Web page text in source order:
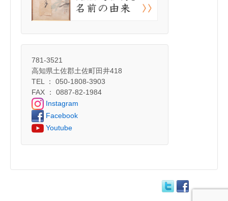
781-3521
高知県土佐郡土佐町田井418
TEL ： 050-1808-3903
FAX ： 0887-82-1984
Instagram
Facebook
Youtube